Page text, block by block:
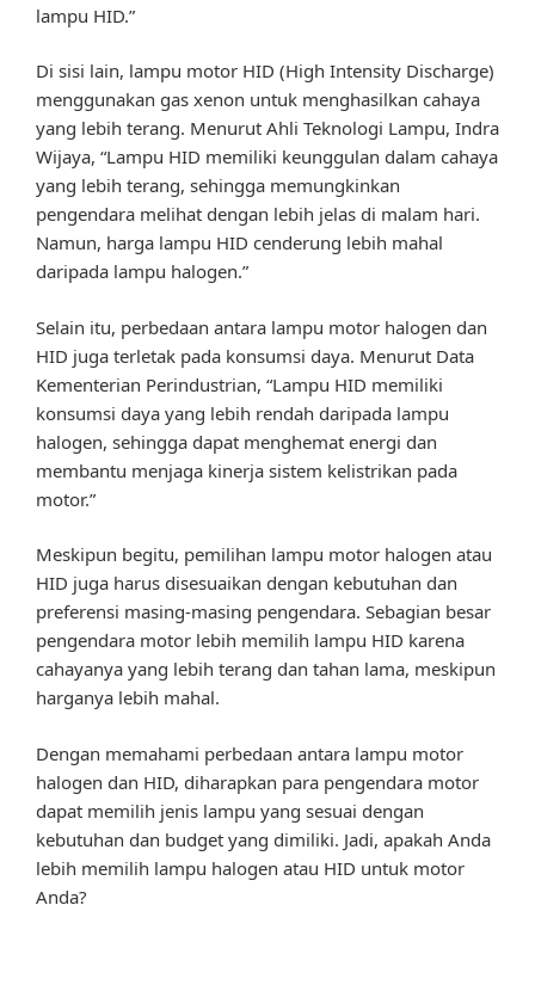
lampu HID.”
Di sisi lain, lampu motor HID (High Intensity Discharge)
menggunakan gas xenon untuk menghasilkan cahaya
yang lebih terang. Menurut Ahli Teknologi Lampu, Indra
Wijaya, “Lampu HID memiliki keunggulan dalam cahaya
yang lebih terang, sehingga memungkinkan
pengendara melihat dengan lebih jelas di malam hari.
Namun, harga lampu HID cenderung lebih mahal
daripada lampu halogen.”
Selain itu, perbedaan antara lampu motor halogen dan
HID juga terletak pada konsumsi daya. Menurut Data
Kementerian Perindustrian, “Lampu HID memiliki
konsumsi daya yang lebih rendah daripada lampu
halogen, sehingga dapat menghemat energi dan
membantu menjaga kinerja sistem kelistrikan pada
motor.”
Meskipun begitu, pemilihan lampu motor halogen atau
HID juga harus disesuaikan dengan kebutuhan dan
preferensi masing-masing pengendara. Sebagian besar
pengendara motor lebih memilih lampu HID karena
cahayanya yang lebih terang dan tahan lama, meskipun
harganya lebih mahal.
Dengan memahami perbedaan antara lampu motor
halogen dan HID, diharapkan para pengendara motor
dapat memilih jenis lampu yang sesuai dengan
kebutuhan dan budget yang dimiliki. Jadi, apakah Anda
lebih memilih lampu halogen atau HID untuk motor
Anda?